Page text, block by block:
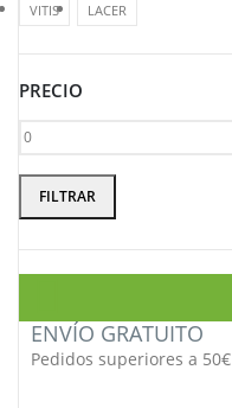
VITIS LACER
PRECIO
Precio
mínimo
Precio
máximo
FILTRAR
ENVÍO GRATUITO
Pedidos superiores a 50€